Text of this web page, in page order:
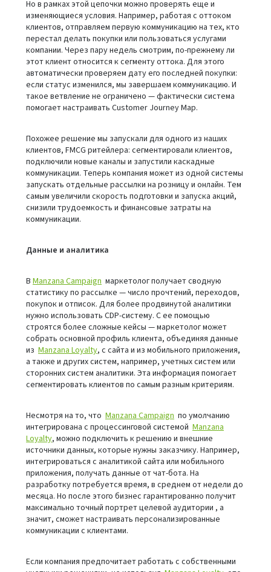
Но в рамках этой цепочки можно проверять еще и
изменяющиеся условия. Например, работая с оттоком
клиентов, отправляем первую коммуникацию на тех, кто
перестал делать покупки или пользоваться услугами
компании. Через пару недель смотрим, по-прежнему ли
этот клиент относится к сегменту оттока. Для этого
автоматически проверяем дату его последней покупки:
если статус изменился, мы завершаем коммуникацию. И
такое ветвление не ограничено — фактически система
помогает настраивать Customer Journey Map.
Похожее решение мы запускали для одного из наших
клиентов, FMCG ритейлера: сегментировали клиентов,
подключили новые каналы и запустили каскадные
коммуникации. Теперь компания может из одной системы
запускать отдельные рассылки на розницу и онлайн. Тем
самым увеличили скорость подготовки и запуска акций,
снизили трудоемкость и финансовые затраты на
коммуникации.
Данные и аналитика
В Manzana Campaign маркетолог получает сводную
статистику по рассылке — число прочтений, переходов,
покупок и отписок. Для более продвинутой аналитики
нужно использовать CDP-систему. С ее помощью
строятся более сложные кейсы — маркетолог может
собрать основной профиль клиента, объединяя данные
из Manzana Loyalty, с сайта и из мобильного приложения,
а также и других систем, например, учетных систем или
сторонних систем аналитики. Эта информация помогает
сегментировать клиентов по самым разным критериям.
Несмотря на то, что Manzana Campaign по умолчанию
интегрирована с процессинговой системой Manzana
Loyalty, можно подключить к решению и внешние
источники данных, которые нужны заказчику. Например,
интегрироваться с аналитикой сайта или мобильного
приложения, получать данные от чат-бота. На
разработку потребуется время, в среднем от недели до
месяца. Но после этого бизнес гарантированно получит
максимально точный портрет целевой аудитории , а
значит, сможет настраивать персонализированные
коммуникации с клиентами.
Если компания предпочитает работать с собственными